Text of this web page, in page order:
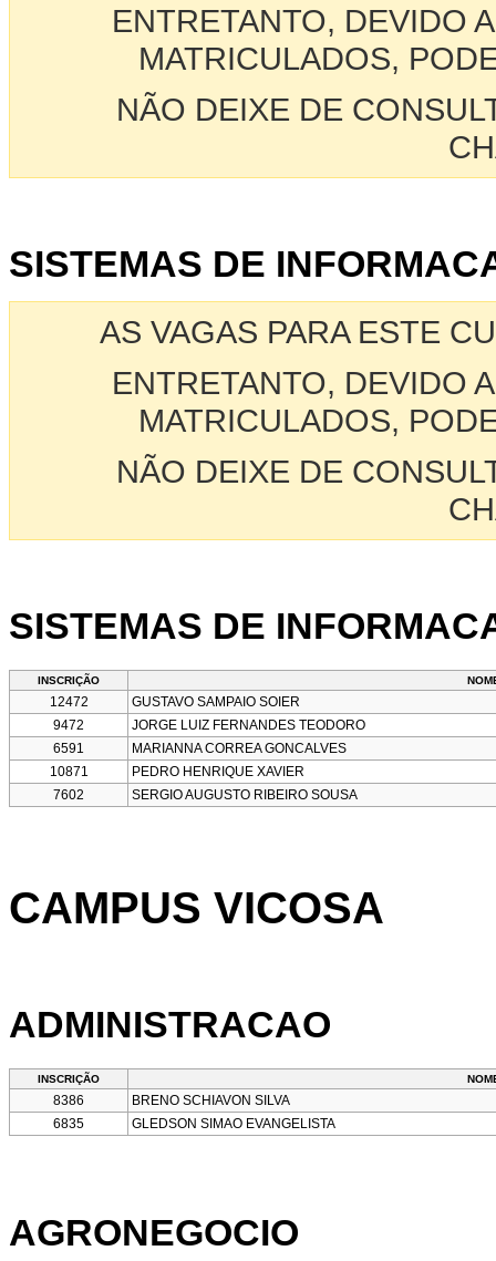
ENTRETANTO, DEVIDO
MATRICULADOS,
NÃO DEIXE DE
SISTEMAS DE
AS VAGAS PARA ESTE
ENTRETANTO, DEVIDO
MATRICULADOS,
NÃO DEIXE DE
SISTEMAS DE
INSCRIÇÃO
12472
GUSTAVO SAMPAIO SOIER
9472
JORGE LUIZ FERNANDES TEODORO
6591
MARIANNA CORREA GONCALVES
10871
PEDRO HENRIQUE XAVIER
7602
SERGIO AUGUSTO RIBEIRO SOUSA
CAMPUS VICOSA
ADMINISTRACAO
INSCRIÇÃO
8386
BRENO SCHIAVON SILVA
6835
GLEDSON SIMAO EVANGELISTA
AGRONEGOCIO